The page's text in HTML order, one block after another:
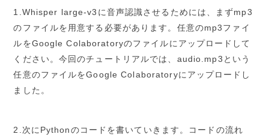
1.Whisper large-v3に音声認識させるためには、まずmp3
のファイルを用意する必要があります。任意のmp3ファイ
ルをGoogle Colaboratoryのファイルにアップロードして
ください。今回のチュートリアルでは、audio.mp3という
任意のファイルをGoogle Colaboratoryにアップロードし
ました。
2.次にPythonのコードを書いていきます。コードの流れ